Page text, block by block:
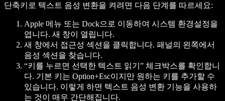
단축키로 텍스트 음성 변환을 켜려면 다음 단계를 따르세요:
Apple 메뉴 또는 Dock으로 이동하여 시스템 환경설정을
엽니다. 새 창이 열립니다.
새 창에서 접근성 섹션을 클릭합니다. 패널의 왼쪽에서
음성 섹션을 찾습니다.
“키를 누르면 선택한 텍스트 읽기” 체크박스를 확인합니
다. 기본 키는 Option+Esc이지만 원하는 키를 추가할 수
있습니다. 이렇게 하면 텍스트 음성 변환 기능을 사용하
는 것이 매우 간단해집니다.